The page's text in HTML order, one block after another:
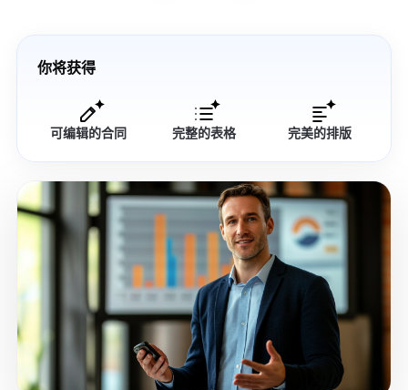
你将获得
可编辑的合同 完整的表格 完美的排版